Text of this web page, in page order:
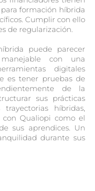
formación híbrida
Cumplir con ello
de regularización.
puede parecer
con una
digitales
es tener pruebas de
de la
sus prácticas
híbridas,
Qualiopi como el
sus aprendices. Un
durante sus